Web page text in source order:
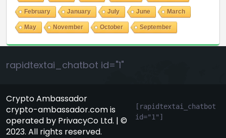
February January July June March
May November October September
rapidtextai_chatbot id="1"
Crypto Ambassador
crypto-ambassador.com is
operated by PrivacyCo Ltd. | ©
2023. All rights reserved.
[rapidtextai_chatbot
id="1"]